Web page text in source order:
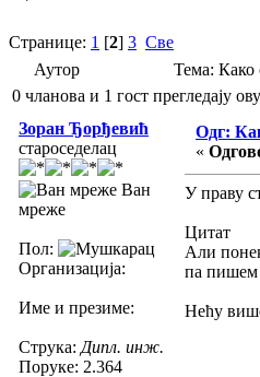
Странице: 1 [2] 3 Све
Аутор
Тема: Како
0 чланова и 1 гост прегледају
Зоран Ђорђевић
староседелац
Ван
мреже
Пол:
Организација:
Име и презиме:
Струка: Дипл. инж.
Поруке: 2.364
Одг:
«
У праву
Цитат
Али
па пишем
Нећу